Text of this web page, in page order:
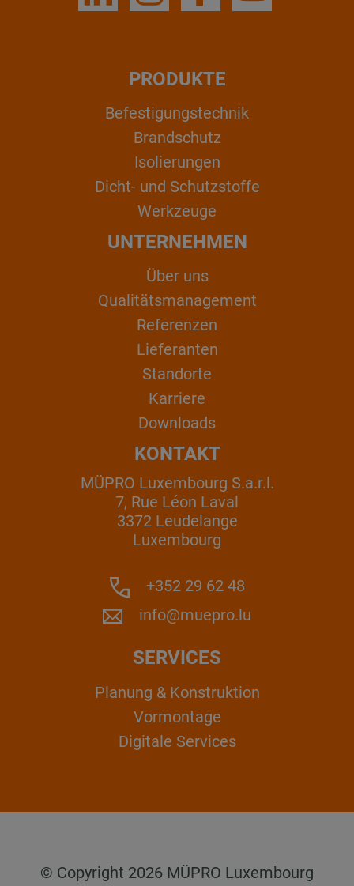
PRODUKTE
Befestigungstechnik
Brandschutz
Isolierungen
Dicht- und Schutzstoffe
Werkzeuge
UNTERNEHMEN
Über uns
Qualitätsmanagement
Referenzen
Lieferanten
Standorte
Karriere
Downloads
KONTAKT
MÜPRO Luxembourg S.a.r.l.
7, Rue Léon Laval
3372 Leudelange
Luxembourg
+352 29 62 48
info@muepro.lu
SERVICES
Planung & Konstruktion
Vormontage
Digitale Services
© Copyright 2026 MÜPRO Luxembourg